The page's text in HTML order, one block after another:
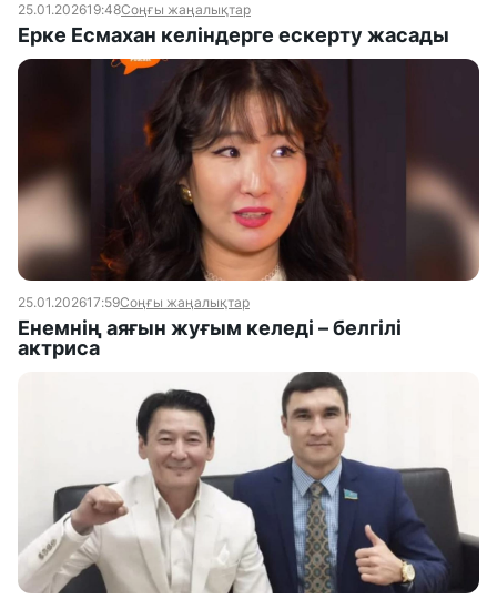
25.01.202619:48Соңғы жаңалықтар
Ерке Есмахан келіндерге ескерту жасады
25.01.202617:59Соңғы жаңалықтар
Енемнің аяғын жуғым келеді – белгілі
актриса